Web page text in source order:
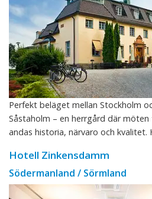
Perfekt beläget mellan Stockholm
Såstaholm – en herrgård där
andas historia, närvaro och kvalitet.
Hotell Zinkensdamm
Södermanland / Sörmland